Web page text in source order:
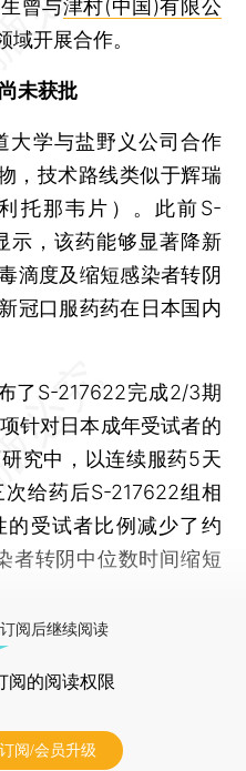
曾与津村(中国)有限公
开展合作。
未获批
学与盐野义公司合作
，技术路线类似于辉瑞
托那韦片）。此前S-
示，该药能够显著降新
滴度及缩短感染者转阴
冠口服药药在日本国内
S-217622完成2/3期
针对日本成年受试者的
究中，以连续服药5天
给药后S-217622组相
受试者比例减少了约
者转阴中位数时间缩短
阅后继续阅读
阅的阅读权限
订阅/会员升级